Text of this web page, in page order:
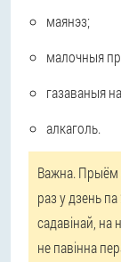
маянэз;
малочныя
газаваныя
алкаголь.
Важна. Прыём
раз у дзень
садавінай,
не павінна